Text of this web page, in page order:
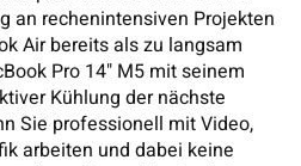
an rechenintensiven Projekten
Air bereits als zu langsam
Pro 14" M5 mit seinem
Kühlung der nächste
Sie professionell mit Video,
arbeiten und dabei keine